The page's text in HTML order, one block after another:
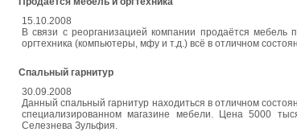
15.10.2008
В связи с реорганизацией компании продаётся мебель
оргтехника (компьютеры, мфу и т.д.) всё в отличном
Спальный гарнитур
30.09.2008
Данный спальный гарнитур находиться в отличном
специализированном магазине мебели. Цена 5000
Селезнева Зульфия.